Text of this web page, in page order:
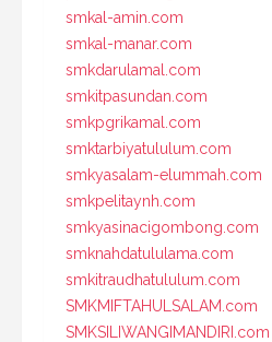
smkal-amin.com
smkal-manar.com
smkdarulamal.com
smkitpasundan.com
smkpgrikamal.com
smktarbiyatululum.com
smkyasalam-elummah.com
smkpelitaynh.com
smkyasinacigombong.com
smknahdatululama.com
smkitraudhatululum.com
SMKMIFTAHULSALAM.com
SMKSILIWANGIMANDIRI.com